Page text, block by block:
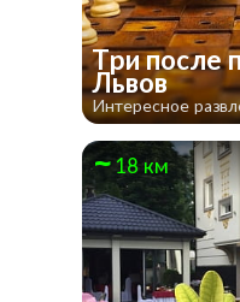
Три после
Львов
Интересное
18 км